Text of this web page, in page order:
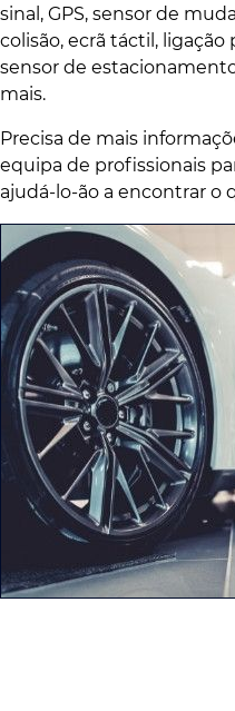
sinal, GPS, sensor de
colisão, ecrã táctil, ligação
sensor de
mais.
Precisa de mais
equipa de profissionais
ajudá-lo-ão a encontrar o